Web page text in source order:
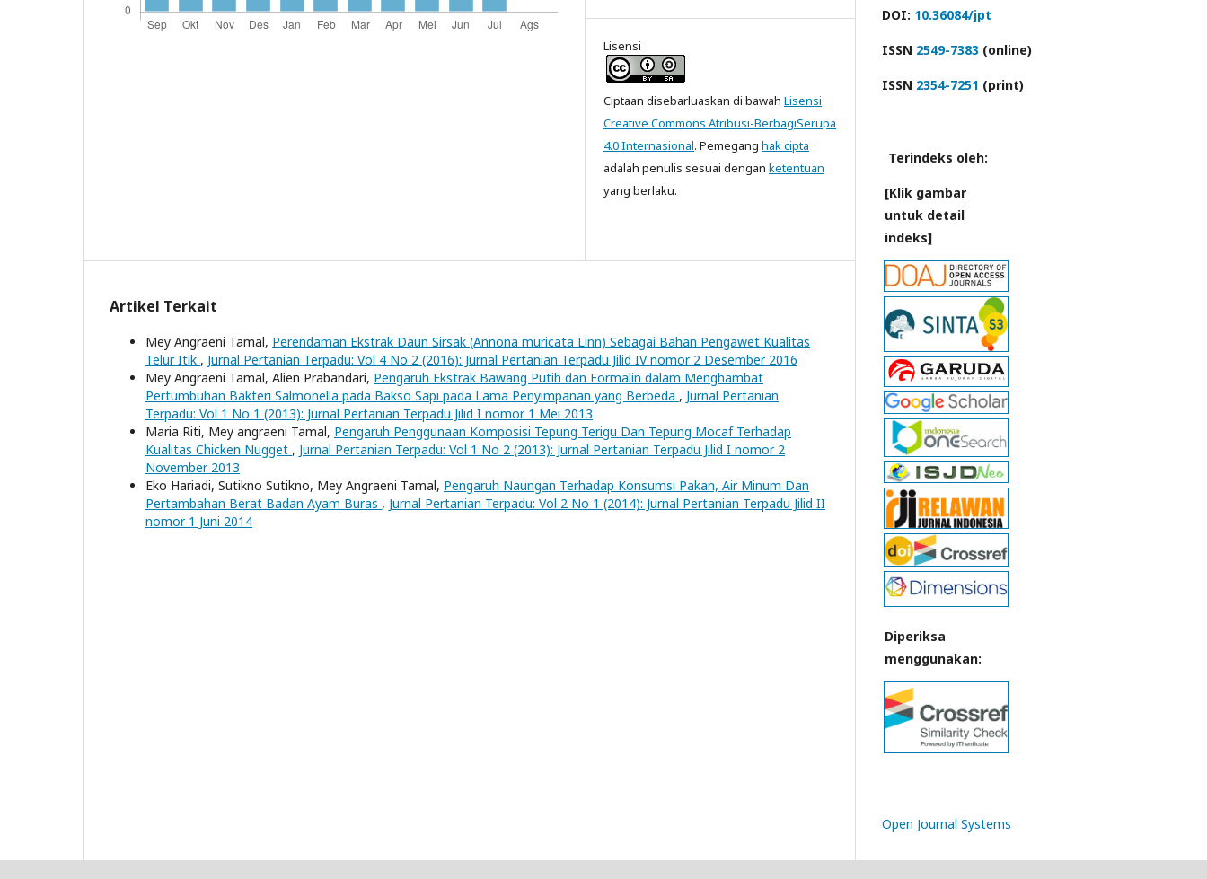
Lisensi
Ciptaan disebarluaskan di bawah Lisensi
Creative Commons Atribusi-BerbagiSerupa
4.0 Internasional. Pemegang hak cipta
adalah penulis sesuai dengan ketentuan
yang berlaku.
Artikel Terkait
Mey Angraeni Tamal, Perendaman Ekstrak Daun Sirsak (Annona muricata Linn) Sebagai Bahan Pengawet Kualitas
Telur Itik , Jurnal Pertanian Terpadu: Vol 4 No 2 (2016): Jurnal Pertanian Terpadu Jilid IV nomor 2 Desember 2016
Mey Angraeni Tamal, Alien Prabandari, Pengaruh Ekstrak Bawang Putih dan Formalin dalam Menghambat
Pertumbuhan Bakteri Salmonella pada Bakso Sapi pada Lama Penyimpanan yang Berbeda , Jurnal Pertanian
Terpadu: Vol 1 No 1 (2013): Jurnal Pertanian Terpadu Jilid I nomor 1 Mei 2013
Maria Riti, Mey angraeni Tamal, Pengaruh Penggunaan Komposisi Tepung Terigu Dan Tepung Mocaf Terhadap
Kualitas Chicken Nugget , Jurnal Pertanian Terpadu: Vol 1 No 2 (2013): Jurnal Pertanian Terpadu Jilid I nomor 2
November 2013
Eko Hariadi, Sutikno Sutikno, Mey Angraeni Tamal, Pengaruh Naungan Terhadap Konsumsi Pakan, Air Minum Dan
Pertambahan Berat Badan Ayam Buras , Jurnal Pertanian Terpadu: Vol 2 No 1 (2014): Jurnal Pertanian Terpadu Jilid II
nomor 1 Juni 2014
DOI: 10.36084/jpt
ISSN 2549-7383 (online)
ISSN 2354-7251 (print)
Terindeks oleh:
[Klik gambar
untuk detail
indeks]
Diperiksa
menggunakan:
Open Journal Systems